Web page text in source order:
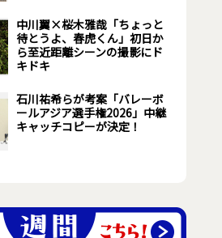
中川翼×桜木雅哉「ちょっと
待とうよ、春虎くん」初日か
ら至近距離シーンの撮影にド
キドキ
石川祐希らが考案「バレーボ
ールアジア選手権2026」中継
キャッチコピーが決定！